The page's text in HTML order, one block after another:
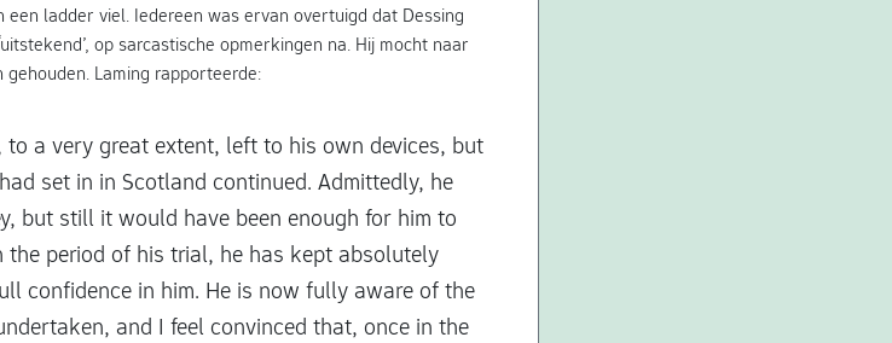
ladder viel. Iedereen was ervan overtuigd dat Dessing
op sarcastische opmerkingen na. Hij mocht naar
Laming rapporteerde:
a very great extent, left to his own devices, but
set in in Scotland continued. Admittedly, he
but still it would have been enough for him to
period of his trial, he has kept absolutely
confidence in him. He is now fully aware of the
and I feel convinced that, once in the